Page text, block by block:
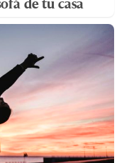
de tu casa